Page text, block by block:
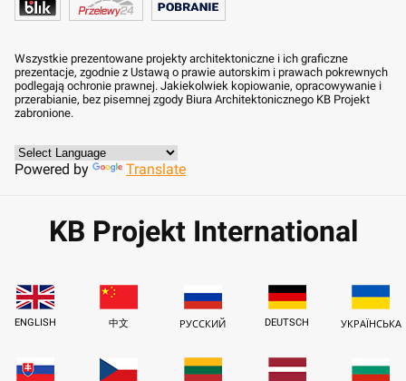
Wszystkie prezentowane projekty architektoniczne i ich graficzne
prezentacje, zgodnie z Ustawą o prawie autorskim i prawach pokrewnych
podlegają ochronie prawnej. Jakiekolwiek kopiowanie, opracowywanie i
przerabianie, bez pisemnej zgody Biura Architektonicznego KB Projekt
zabronione.
Powered by Translate
KB Projekt International
ENGLISH 中文 РУССКИЙ DEUTSCH УКРАЇНСЬКА